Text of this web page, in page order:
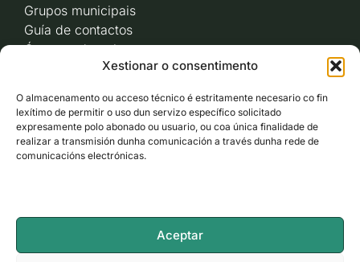
Xestionar o consentimento
O almacenamento ou acceso técnico é estritamente necesario co fin
lexítimo de permitir o uso dun servizo específico solicitado
expresamente polo abonado ou usuario, ou coa única finalidade de
realizar a transmisión dunha comunicación a través dunha rede de
comunicacións electrónicas.
Aceptar
Grupos municipais
Guía de contactos
Órganos de goberno
Acceso a videoactas
xunta de goberno local
Imaxe corporativa
CARBALLO AO DÍA